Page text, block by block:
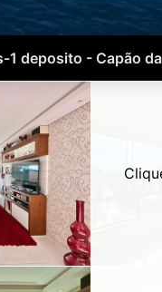
deposito - Capão